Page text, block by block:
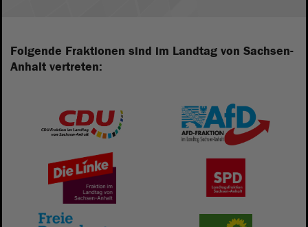
Folgende Fraktionen sind im Landtag von Sachsen-
Anhalt vertreten: